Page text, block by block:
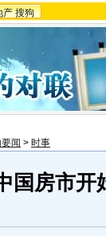
产 搜狗
要闻 > 时事
国房市开